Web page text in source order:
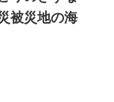
被災地の海